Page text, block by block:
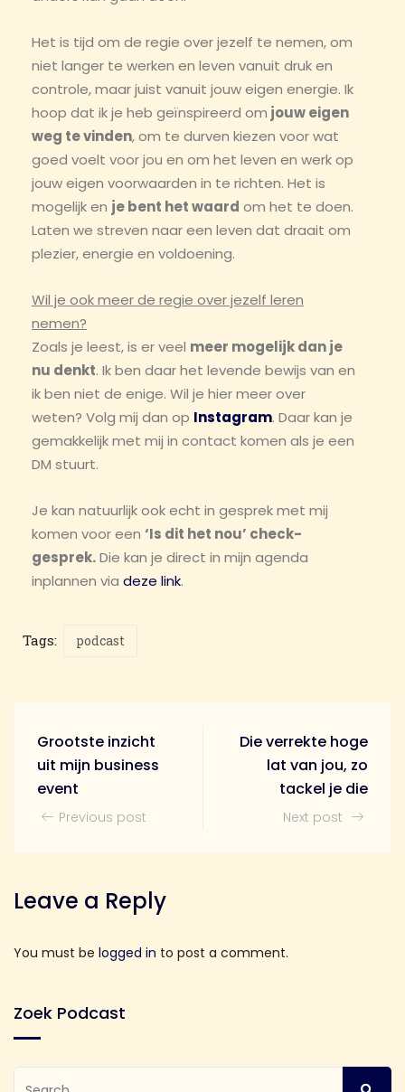
Het is tijd om de regie over jezelf te nemen, om
niet langer te werken en leven vanuit druk en
controle, maar juist vanuit jouw eigen energie. Ik
hoop dat ik je heb geïnspireerd om jouw eigen
weg te vinden, om te durven kiezen voor wat
goed voelt voor jou en om het leven en werk op
jouw eigen voorwaarden in te richten. Het is
mogelijk en je bent het waard om het te doen.
Laten we streven naar een leven dat draait om
plezier, energie en voldoening.
Wil je ook meer de regie over jezelf leren
nemen?
Zoals je leest, is er veel meer mogelijk dan je
nu denkt. Ik ben daar het levende bewijs van en
ik ben niet de enige. Wil je hier meer over
weten? Volg mij dan op Instagram. Daar kan je
gemakkelijk met mij in contact komen als je een
DM stuurt.
Je kan natuurlijk ook echt in gesprek met mij
komen voor een ‘Is dit het nou’ check-
gesprek.Die kan je direct in mijn agenda
inplannen via deze link.
Tags: podcast
Grootste inzicht
uit mijn business
event
Previous post
Die verrekte hoge
lat van jou, zo
tackel je die
Next post
Leave a Reply
You must be logged in to post a comment.
Zoek Podcast